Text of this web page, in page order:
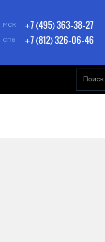
МСК +7 (495) 363-38-27
СПб +7 (812) 326-06-46